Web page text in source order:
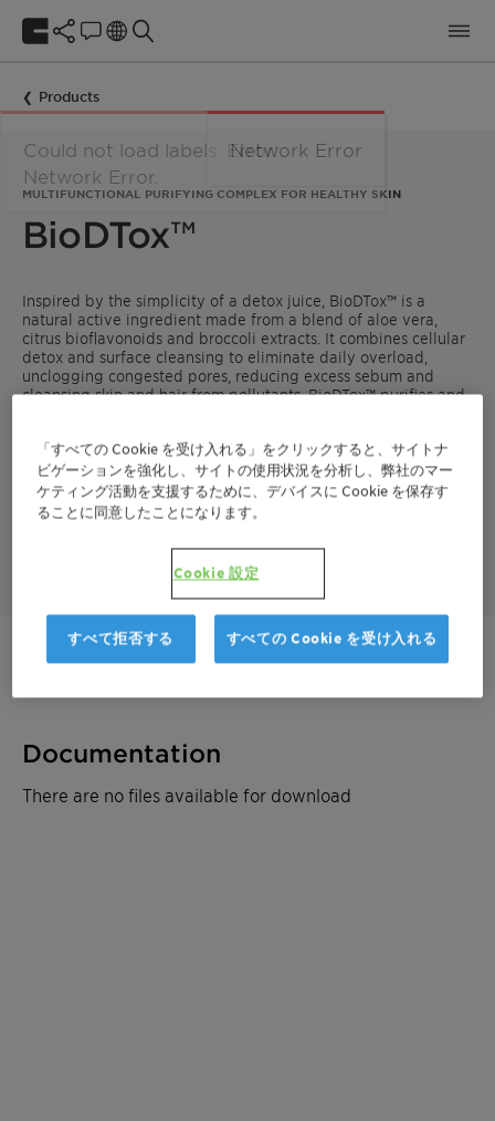
Products
MULTIFUNCTIONAL PURIFYING COMPLEX FOR HEALTHY SKIN
BioDTox™
Inspired by the simplicity of a detox juice, BioDTox™ is a
natural active ingredient made from a blend of aloe vera,
citrus bioflavonoids and broccoli extracts. It combines cellular
detox and surface cleansing to eliminate daily overload,
unclogging congested pores, reducing excess sebum and
cleansing skin and hair from pollutants. BioDTox™ purifies and
ご連絡ください
Documentation
There are no files available for download
「すべての Cookie を受け入れる」をクリックすると、サイトナ
ビゲーションを強化し、サイトの使用状況を分析し、弊社のマー
ケティング活動を支援するために、デバイスに Cookie を保存す
ることに同意したことになります。
Cookie 設定
すべて拒否する すべての Cookie を受け入れる